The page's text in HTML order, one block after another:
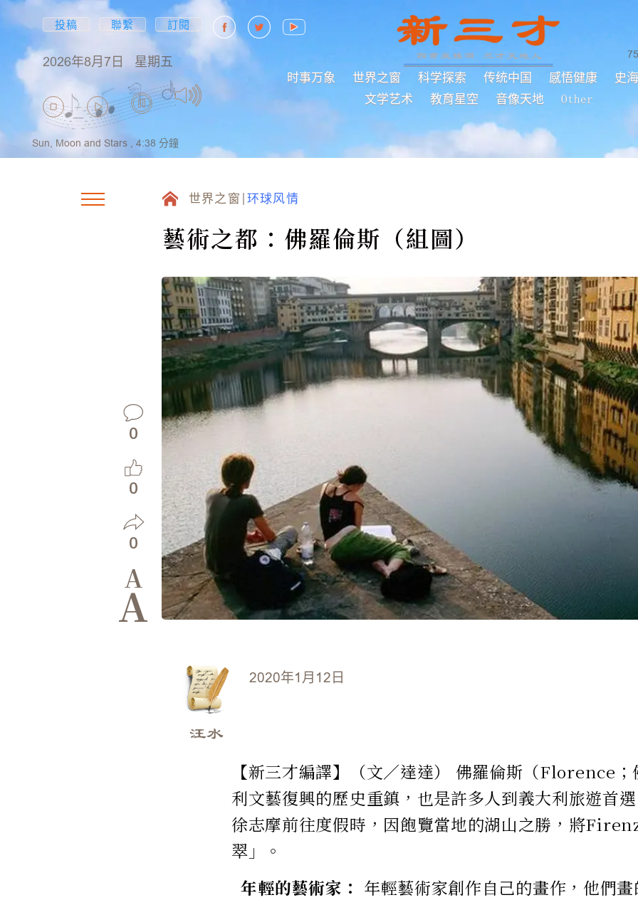
投稿 聯繫 訂閱
2026年8月7日 星期五
时事万象 世界之窗 科学探索 传统中国 感悟健康
史
文学艺术
教育星空 音像天地 Other
Sun, Moon and Stars , 4:38 分鐘
世界之窗 环球风情
藝術之都：佛羅倫斯（組圖）
0
0
0
A
A
2020年1月12日
汪水
【新三才編譯】（文／達達） 佛羅倫斯（Florence
利文藝復興的歷史重鎮，也是許多人到義大利旅遊首
徐志摩前往度假時，因飽覽當地的湖山之勝，將
翠」。
年輕的藝術家： 年輕藝術家創作自己的畫作，他們